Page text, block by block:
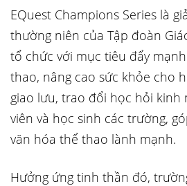
EQuest Champions Series là
thường niên của Tập đoàn
tổ chức với mục tiêu đẩy
thao, nâng cao sức khỏe cho
giao lưu, trao đổi học hỏi kinh
viên và học sinh các trường,
văn hóa thể thao lành mạnh.
Hưởng ứng tinh thần đó,